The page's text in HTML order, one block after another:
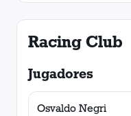
Racing Club
Jugadores
Osvaldo Negri